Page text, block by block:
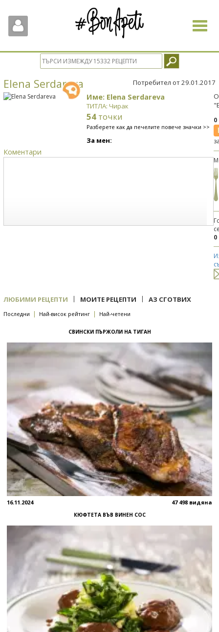
Toggle
Elena Serdareva Потребител от 29.01.2017
Име: Elena Serdareva
ТИТЛА: Чирак
54 точки
Разберете как да печелите повече значки >>
За мен:
Коментари
0
ЛЮБИМИ РЕЦЕПТИ | МОИТЕ РЕЦЕПТИ | АЗ СГОТВИХ
Последни | Най-висок рейтинг | Най-четени
СВИНСКИ ПЪРЖОЛИ НА ТИГАН
16.11.2024 47 498 видяна
КЮФТЕТА ВЪВ ВИНЕН СОС